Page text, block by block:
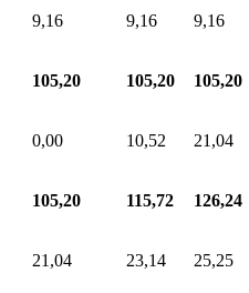
9,16 9,16 9,16
105,20 105,20 105,20
0,00 10,52 21,04
105,20 115,72 126,24
21,04 23,14 25,25